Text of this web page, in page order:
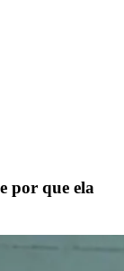
por que ela